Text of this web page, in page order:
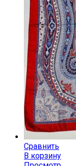
Сравнить
В корзину